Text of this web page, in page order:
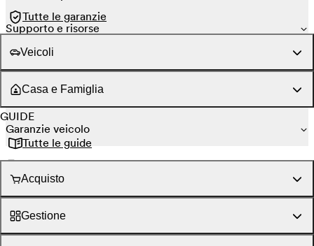
Tutte le garanzie
Veicoli
Casa e Famiglia
GUIDE
Tutte le guide
Acquisto
Gestione
Supporto e risorse
Garanzie conducente
Garanzie veicolo
Segui Prima Assicurazioni su Facebook
Segui Prima Assicurazioni su LinkedIn
Informativa Privacy